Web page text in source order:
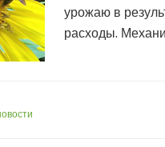
урожаю в
расходы.